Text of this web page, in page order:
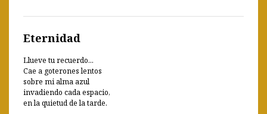
Eternidad
Llueve tu recuerdo...
Cae a goterones lentos
sobre mi alma azul
invadiendo cada espacio,
en la quietud de la tarde.